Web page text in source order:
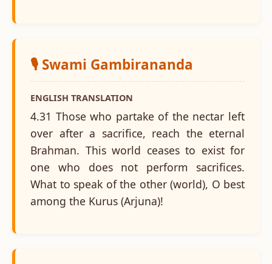
🎙️ Swami Gambirananda
ENGLISH TRANSLATION
4.31 Those who partake of the nectar left
over after a sacrifice, reach the eternal
Brahman. This world ceases to exist for
one who does not perform sacrifices.
What to speak of the other (world), O best
among the Kurus (Arjuna)!